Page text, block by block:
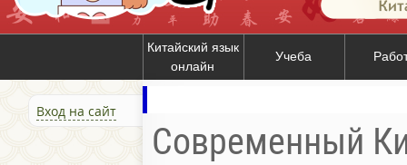
Китайский язык
онлайн
Учеба
Вход на сайт
Современный